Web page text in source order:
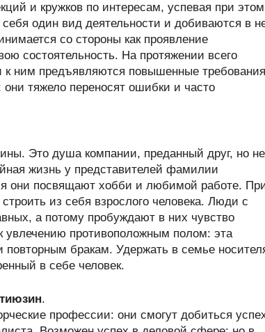
и кружков по интересам, успевая при этом
один вид деятельности и добиваются в
со стороны как проявление
состоятельность. На протяжении всего
ним предъявляются повышенные
тяжело переносят ошибки и часто
Это душа компании, преданный друг, но не
жизнь у представителей фамилии
они посвящают хобби и любимой работе.
из себя взрослого человека. Люди с
а потому пробуждают в них чувство
увлечению противоположным полом: эта
бракам. Удержать в семье
в себе человек.
.
профессии: они смогут добиться